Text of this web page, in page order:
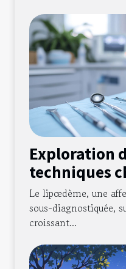
Exploration
techniques
pour le
lipœdème
Le lipœdème, une
sous-diagnostiquée,
croissant...